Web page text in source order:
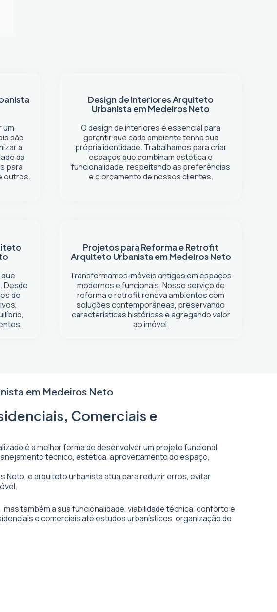
um
são
a
da
para
outros.
Design de InterioresArquiteto
Urbanista em Medeiros Neto
O design de interiores é essencial para
garantir que cada ambiente tenha sua
própria identidade. Trabalhamos para criar
espaços que combinam estética e
funcionalidade, respeitando as preferências
e o orçamento de nossos clientes.
Desde
de
Projetos para Reforma e Retrofit
Arquiteto Urbanista em Medeiros Neto
Transformamos imóveis antigos em espaços
modernos e funcionais. Nosso serviço de
reforma e retrofit renova ambientes com
soluções contemporâneas, preservando
características históricas e agregando valor
ao imóvel.
em Medeiros Neto
Comerciais e
é a melhor forma de desenvolver um projeto funcional,
técnico, estética, aproveitamento do espaço,
Neto, o arquiteto urbanista atua para reduzir erros, evitar
também a sua funcionalidade, viabilidade técnica, conforto e
e comerciais até estudos urbanísticos, organização de